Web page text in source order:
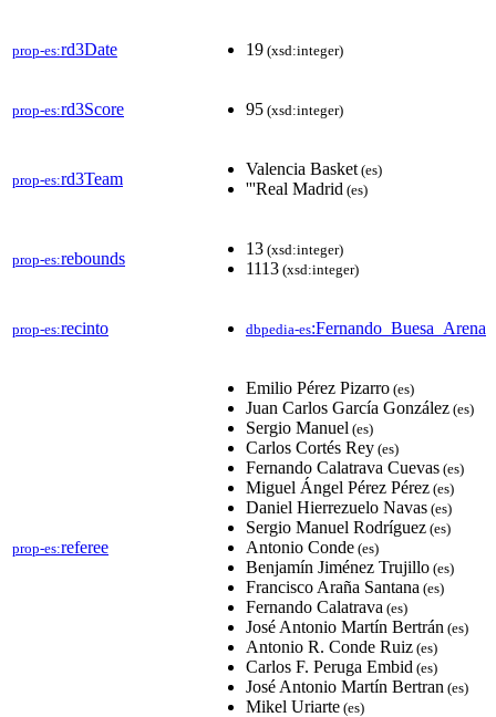
prop-es:rd3Date 19 (xsd:integer)
prop-es:rd3Score 95 (xsd:integer)
prop-es:rd3Team
Valencia Basket (es)
'''Real Madrid (es)
prop-es:rebounds
13 (xsd:integer)
1113 (xsd:integer)
prop-es:recinto dbpedia-es:Fernando_Buesa_Arena
prop-es:referee
Emilio Pérez Pizarro (es)
Juan Carlos García González (es)
Sergio Manuel (es)
Carlos Cortés Rey (es)
Fernando Calatrava Cuevas (es)
Miguel Ángel Pérez Pérez (es)
Daniel Hierrezuelo Navas (es)
Sergio Manuel Rodríguez (es)
Antonio Conde (es)
Benjamín Jiménez Trujillo (es)
Francisco Araña Santana (es)
Fernando Calatrava (es)
José Antonio Martín Bertrán (es)
Antonio R. Conde Ruiz (es)
Carlos F. Peruga Embid (es)
José Antonio Martín Bertran (es)
Mikel Uriarte (es)